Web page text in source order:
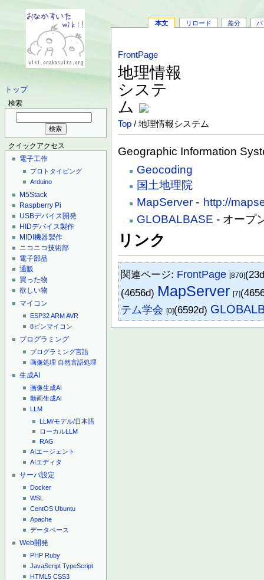
トップ
検索
クイックアクセス
電子工作
プロトタイピング
Arduino
M5Stack
Raspberry Pi
USBデバイス開発
HIDデバイス製作
MIDI機器製作
ニコニコ技術部
電子部品
通販
買った物
欲しい物
マイコン
ESP32ARMAVR
8ピンマイコン
プログラミング
プログラミング言語
画像処理 自然言語処理
生成AI
画像生成AI
動画生成AI
LLM
LLM/モデル/日本語
ローカルLLM
RAG
AIエージェント
AIエディタ
サーバ設定
Docker
WSL
CentOS Ubuntu
Apache
データベース
Web開発
PHP Ruby
JavaScript TypeScript
HTML5 CSS3
本文 リロード 差分 バ
FrontPage
地理情報
システ
ム
Top / 地理情報システム
Geographic Information
Geocoding
国土地理院
MapServer - http://
GLOBALBASE - オープ
リンク
関連ページ: FrontPage [870]
(4656d) MapServer [7]
テム学会 [0](6592d)